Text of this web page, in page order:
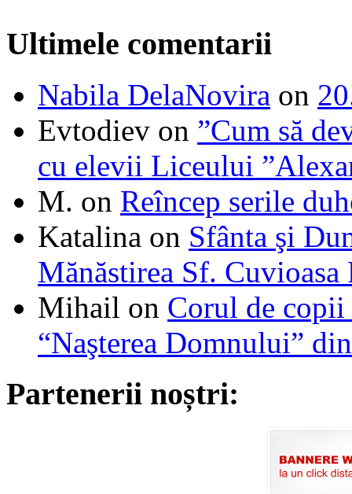
Ultimele comentarii
Nabila DelaNovira on
Evtodiev on ”Cum să
cu elevii Liceului
M. on Reîncep serile
Katalina on Sfânta şi
Mănăstirea Sf. Cuvioasa
Mihail on Corul de
“Naşterea Domnului”
Partenerii noștri: